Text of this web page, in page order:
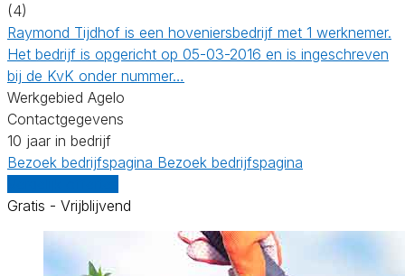
(4)
Raymond Tijdhof is een hoveniersbedrijf met 1 werknemer.
Het bedrijf is opgericht op 05-03-2016 en is ingeschreven
bij de KvK onder nummer…
Werkgebied Agelo
Contactgegevens
10 jaar in bedrijf
Bezoek bedrijfspagina Bezoek bedrijfspagina
Gratis - Vrijblijvend